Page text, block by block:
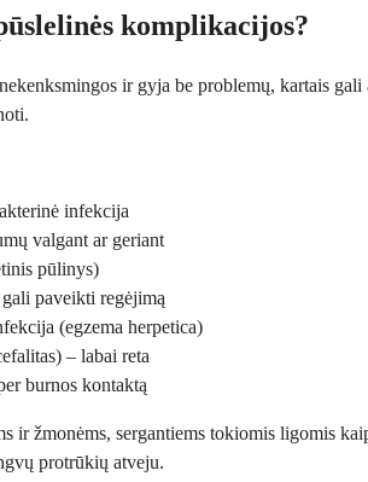
komplikacijos?
ir gyja be problemų, kartais
infekcija
valgant ar geriant
pūlinys)
paveikti regėjimą
(egzema herpetica)
– labai reta
burnos kontaktą
ir žmonėms, sergantiems tokiomis ligomis
protrūkių atveju.